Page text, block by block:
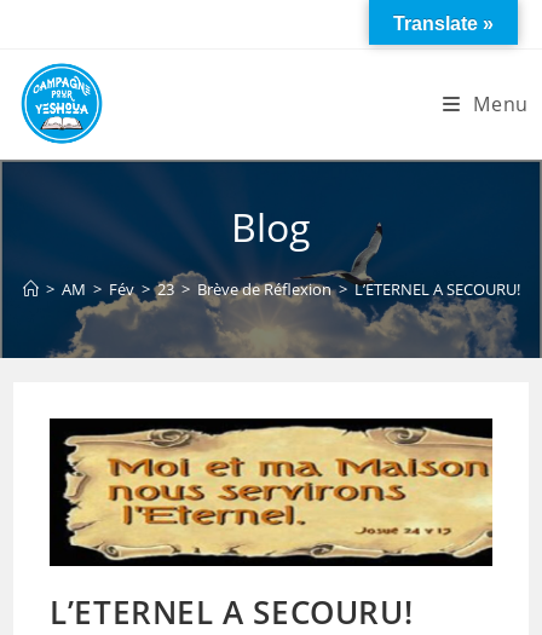
content
Menu
Blog
> AM > Fév > 23 > Brève de Réflexion > L’ETERNEL A SECOURU!
L’ETERNEL A SECOURU!
Translate »